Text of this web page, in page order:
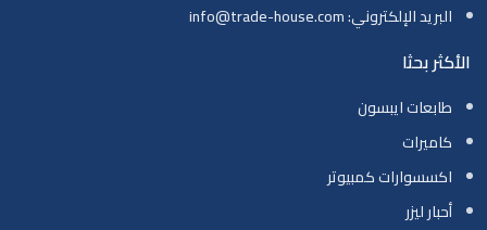
البريد الإلكتروني: info@trade-house.com
الأكثر بحثا
طابعات ايبسون
كاميرات
اكسسوارات كمبيوتر
أحبار ليزر